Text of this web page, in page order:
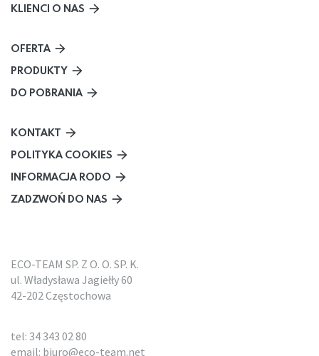
KLIENCI O NAS
OFERTA
PRODUKTY
DO POBRANIA
KONTAKT
POLITYKA COOKIES
INFORMACJA RODO
ZADZWOŃ DO NAS
ECO-TEAM SP. Z O. O. SP. K.
ul. Władysława Jagiełły 60
42-202 Częstochowa
tel: 34 343 02 80
email: biuro@eco-team.net